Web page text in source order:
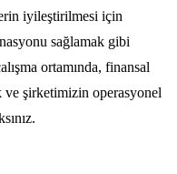
iyileştirilmesi için
sağlamak gibi
ortamında, finansal
şirketimizin operasyonel